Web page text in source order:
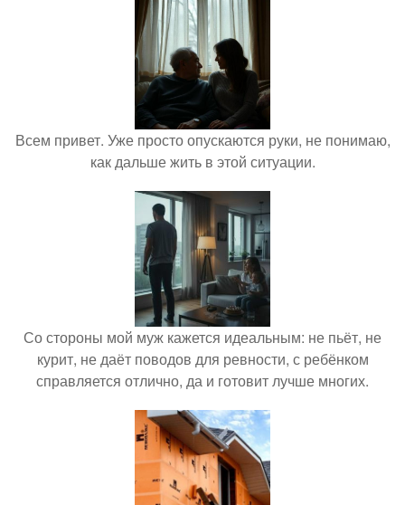
Всем привет. Уже просто опускаются руки, не понимаю,
как дальше жить в этой ситуации.
Со стороны мой муж кажется идеальным: не пьёт, не
курит, не даёт поводов для ревности, с ребёнком
справляется отлично, да и готовит лучше многих.